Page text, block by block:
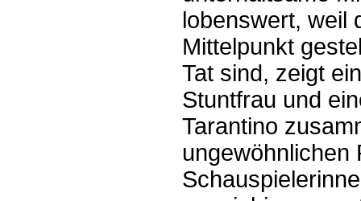
lobenswert, weil
Mittelpunkt
Tat sind, zeigt
Stuntfrau und
Tarantino
ungewöhnlichen